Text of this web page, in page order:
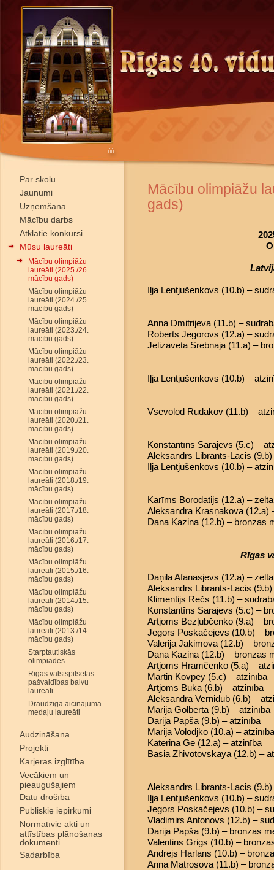
Par skolu
Jaunumi
Uzņemšana
Mācību darbs
Atklātie konkursi
Mūsu laureāti
Mācību olimpiāžu
laureāti (2025./26.
mācību gads)
Mācību olimpiāžu
laureāti (2024./25.
mācību gads)
Mācību olimpiāžu
laureāti (2023./24.
mācību gads)
Mācību olimpiāžu
laureāti (2022./23.
mācību gads)
Mācību olimpiāžu
laureāti (2021./22.
mācību gads)
Mācību olimpiāžu
laureāti (2020./21.
mācību gads)
Mācību olimpiāžu
laureāti (2019./20.
mācību gads)
Mācību olimpiāžu
laureāti (2018./19.
mācību gads)
Mācību olimpiāžu
laureāti (2017./18.
mācību gads)
Mācību olimpiāžu
laureāti (2016./17.
mācību gads)
Mācību olimpiāžu
laureāti (2015./16.
mācību gads)
Mācību olimpiāžu
laureāti (2014./15.
mācību gads)
Mācību olimpiāžu
laureāti (2013./14.
mācību gads)
Starptautiskās
olimpiādes
Rīgas valstspilsētas
pašvaldības balvu
laureāti
Draudzīga aicinājuma
medaļu laureāti
Audzināšana
Projekti
Karjeras izglītība
Vecākiem un
pieaugušajiem
Datu drošība
Publiskie iepirkumi
Normatīvie akti un
attīstības plānošanas
dokumenti
Sadarbība
Mācību olimpiāžu
gads)
Iļja Lentjušenkovs (10.b) –
Anna Dmitrijeva (11.b) –
Roberts Jegorovs (12.a) –
Jelizaveta Srebnaja (11.a) –
Iļja Lentjušenkovs (10.b) –
Vsevolod Rudakov (11.b) –
Konstantīns Sarajevs (5.c) –
Aleksandrs Librants-Lacis
Iļja Lentjušenkovs (10.b) –
Karīms Borodatijs (12.a) –
Aleksandra Krasņakova (12.a)
Dana Kazina (12.b) – bronzas
Rīgas
Daņila Afanasjevs (12.a) –
Aleksandrs Librants-Lacis
Klimentijs Rečs (11.b) –
Konstantīns Sarajevs (5.c) –
Artjoms Bezļubčenko (9.a) –
Jegors Poskačejevs (10.b) –
Valērija Jakimova (12.b) –
Dana Kazina (12.b) – bronzas
Artjoms Hramčenko (5.a) –
Martin Kovpey (5.c) – atzinība
Artjoms Buka (6.b) – atzinība
Aleksandra Vernidub (6.b) –
Marija Golberta (9.b) – atzinība
Darija Papša (9.b) – atzinība
Marija Volodjko (10.a) – atzinība
Katerina Ge (12.a) – atzinība
Basia Zhivotovskaya (12.b) –
Aleksandrs Librants-Lacis
Iļja Lentjušenkovs (10.b) –
Jegors Poskačejevs (10.b) –
Vladimirs Antonovs (12.b) –
Darija Papša (9.b) – bronzas
Valentins Grigs (10.b) –
Andrejs Harlans (10.b) –
Anna Matrosova (11.b) –